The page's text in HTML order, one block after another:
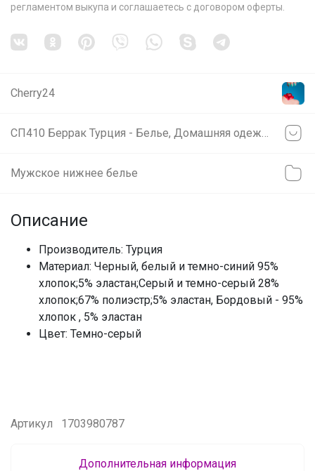
регламентом выкупа и соглашаетесь с договором оферты
Cherry24
Мужское нижнее белье
Описание
Производитель: Турция
Материал: Черный, белый и темно-синий 95%
хлопок;5% эластан;Серый и темно-серый 28%
хлопок;67% полиэстр;5% эластан, Бордовый - 95%
хлопок , 5% эластан
Цвет: Темно-серый
Артикул 1703980787
Дополнительная информация